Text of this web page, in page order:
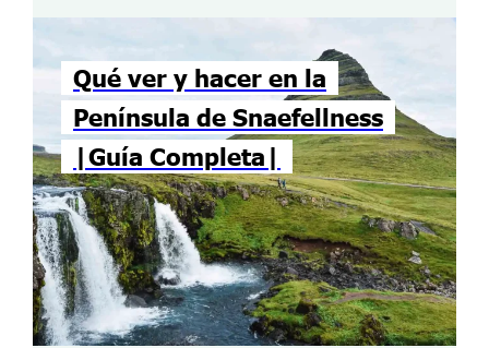
Qué ver y hacer en la
Península de Snaefellness
|Guía Completa|